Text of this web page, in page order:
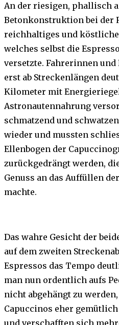
An der riesigen, phallisch
Betonkonstruktion bei der
reichhaltiges und
welches selbst die
versetzte. Fahrerinnen
erst ab Streckenlängen
Kilometer mit
Astronautennahrung
schmatzend und
wieder und mussten
Ellenbogen der
zurückgedrängt werden,
Genuss an das Auffüllen
machte.
Das wahre Gesicht der
auf dem zweiten
Espressos das Tempo
man nun ordentlich aufs
nicht abgehängt zu
Capuccinos eher